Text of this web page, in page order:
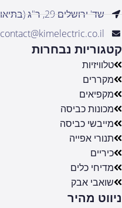
שד' ירושלים 29, ר"ג (בתיאום מראש) ישראל
contact@kimelectric.co.il
קטגוריות נבחרות
טלוויזיות
מקררים
מקפיאים
מכונות כביסה
מייבשי כביסה
תנורי אפייה
כיריים
מדיחי כלים
שואבי אבק
ניווט מהיר